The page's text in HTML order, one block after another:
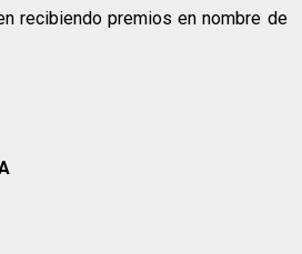
recibiendo premios en nombre de